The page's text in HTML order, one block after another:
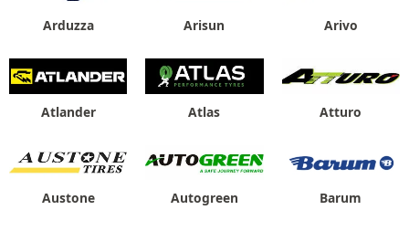
Arduzza Arisun Arivo
Atlander Atlas Atturo
Austone Autogreen Barum